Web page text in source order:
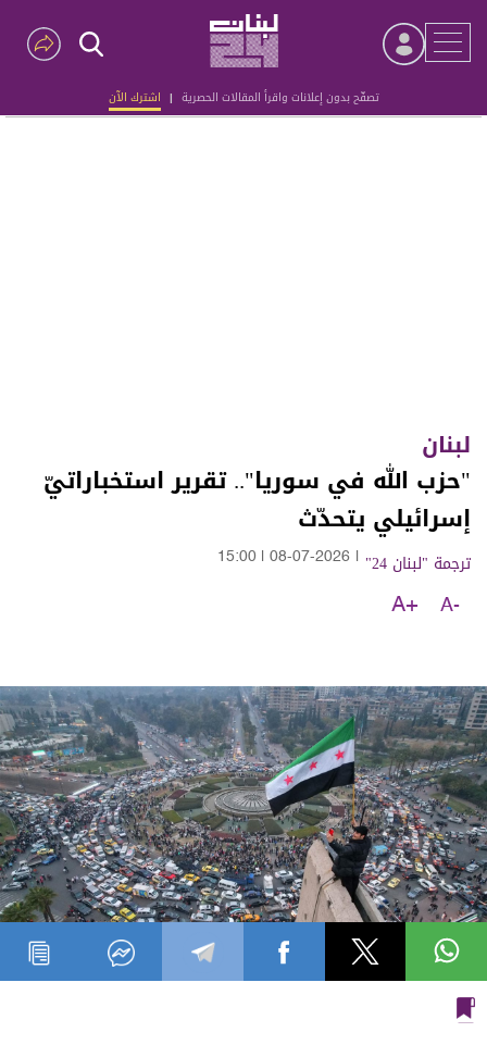
تصفّح بدون إعلانات واقرأ المقالات الحصرية | اشترك الآن
Advertisement
لبنان
"حزب الله في سوريا".. تقرير استخباراتيّ
إسرائيلي يتحدّث
ترجمة "لبنان 24" 08-07-2026
15:00
A-
A+